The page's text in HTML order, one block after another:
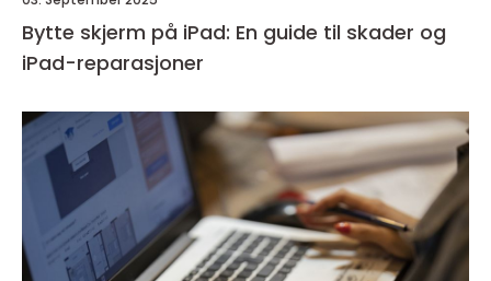
Bytte skjerm på iPad: En guide til skader og
iPad-reparasjoner